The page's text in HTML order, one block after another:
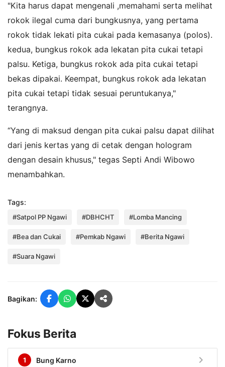
"Kita harus dapat mengenali ,memahami serta melihat
rokok ilegal cuma dari bungkusnya, yang pertama
rokok tidak lekati pita cukai pada kemasanya (polos).
kedua, bungkus rokok ada lekatan pita cukai tetapi
palsu. Ketiga, bungkus rokok ada pita cukai tetapi
bekas dipakai. Keempat, bungkus rokok ada lekatan
pita cukai tetapi tidak sesuai peruntukanya,"
terangnya.
“Yang di maksud dengan pita cukai palsu dapat dilihat
dari jenis kertas yang di cetak dengan hologram
dengan desain khusus," tegas Septi Andi Wibowo
menambahkan.
Tags:
#Satpol PP Ngawi #DBHCHT #Lomba Mancing
#Bea dan Cukai #Pemkab Ngawi #Berita Ngawi
#Suara Ngawi
Bagikan:
Fokus Berita
1 Bung Karno chevron_right